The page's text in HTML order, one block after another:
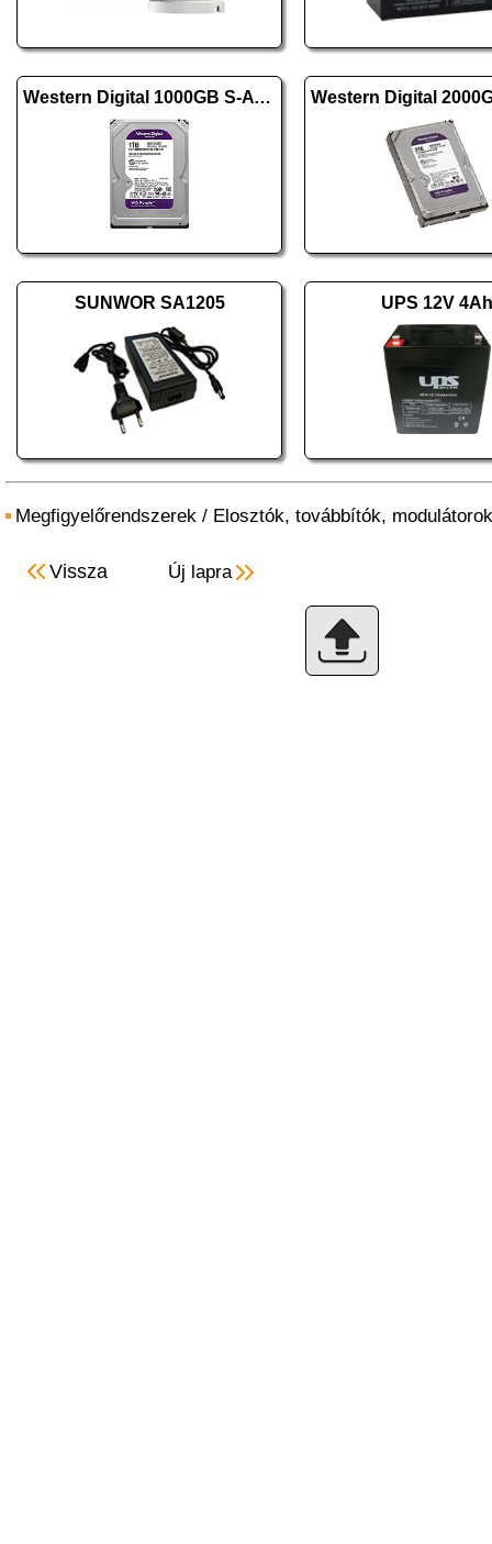
Western Digital 1000GB S-ATA III PURPLE WD11PURZ
SUNWOR SA1205 UPS 12V 4Ah
Megfigyelőrendszerek / Elosztók, továbbítók, modulátorok
Vissza Új lapra